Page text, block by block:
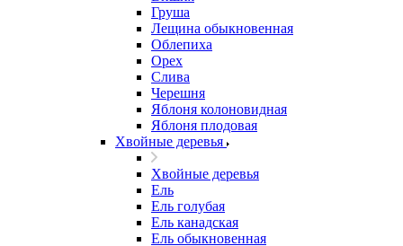
Груша
Лещина обыкновенная
Облепиха
Орех
Слива
Черешня
Яблоня колоновидная
Яблоня плодовая
Хвойные деревья
Хвойные деревья
Ель
Ель голубая
Ель канадская
Ель обыкновенная